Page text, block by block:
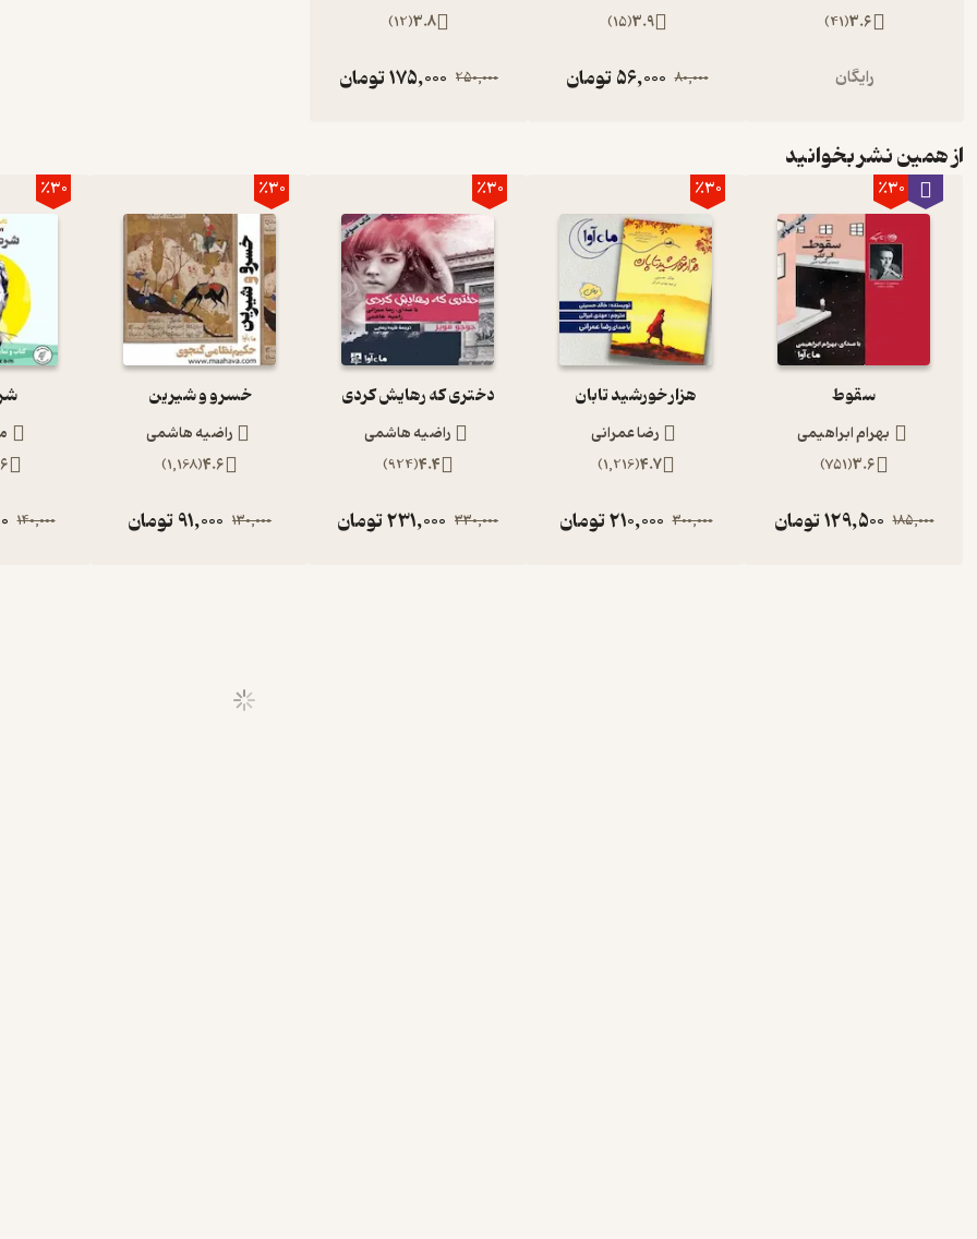
3.6
(
41
)
رایگان
3.9
(
15
)
80,000
56,000تومان
3.8
(
12
)
250,000
175,000تومان
از همین نشر بخوانید
٪30
سقوط
بهرام ابراهیمی
3.6
(
751
)
185,000
129,500تومان
٪30
هزار خورشید تابان
رضا عمرانی
4.7
(
1,216
)
300,000
210,000تومان
٪30
دختری که رهایش کردی
راضیه هاشمی
4.4
(
924
)
330,000
231,000تومان
٪30
خسرو و شیرین
راضیه هاشمی
4.6
(
1,168
)
130,000
91,000تومان
٪30
140,000